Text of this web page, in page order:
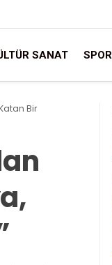
SANAT SPOR
Bir